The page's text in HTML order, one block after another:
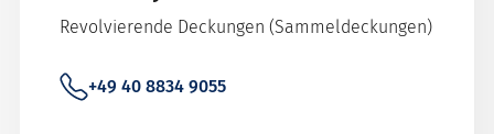
Revolvierende Deckungen (Sammeldeckungen)
+49 40 8834 9055